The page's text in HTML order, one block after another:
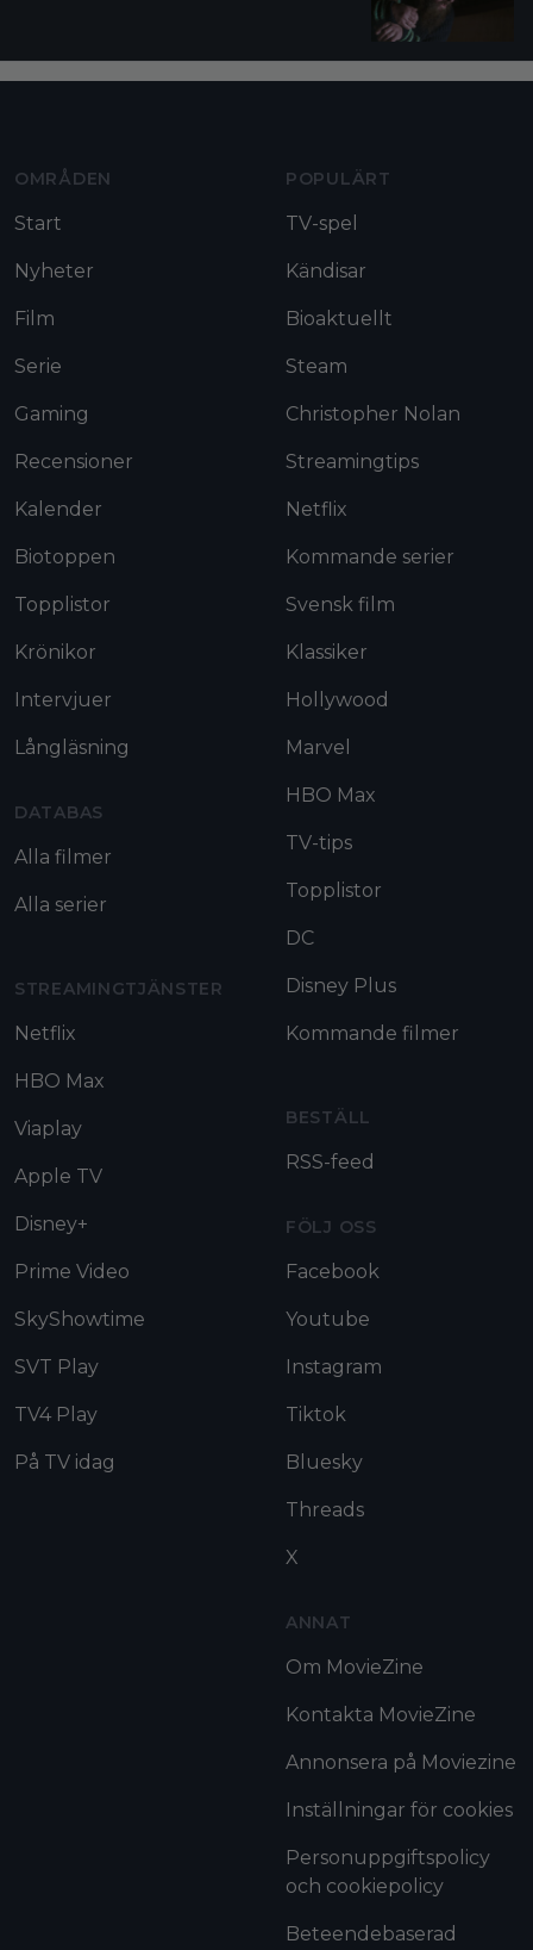
OMRÅDEN
Start
Nyheter
Film
Serie
Gaming
Recensioner
Kalender
Biotoppen
Topplistor
Krönikor
Intervjuer
Långläsning
DATABAS
Alla filmer
Alla serier
STREAMINGTJÄNSTER
Netflix
HBO Max
Viaplay
Apple TV
Disney+
Prime Video
SkyShowtime
SVT Play
TV4 Play
På TV idag
POPULÄRT
TV-spel
Kändisar
Bioaktuellt
Steam
Christopher Nolan
Streamingtips
Netflix
Kommande serier
Svensk film
Klassiker
Hollywood
Marvel
HBO Max
TV-tips
Topplistor
DC
Disney Plus
Kommande filmer
BESTÄLL
RSS-feed
FÖLJ OSS
Facebook
Youtube
Instagram
Tiktok
Bluesky
Threads
X
ANNAT
Om MovieZine
Kontakta MovieZine
Annonsera på Moviezine
Inställningar för cookies
Personuppgiftspolicy
och cookiepolicy
Beteendebaserad